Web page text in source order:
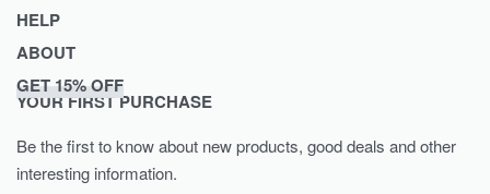
Shop
Collections
Lookbook
Men
Kids
HELP
Returns & Exchanges
Privacy Policy
ABOUT
Journal
Contact
GET 15% OFF
YOUR FIRST PURCHASE
Be the first to know about new products, good deals and other
interesting information.